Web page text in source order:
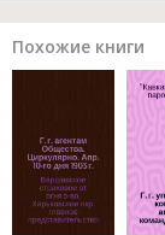
Похожие книги